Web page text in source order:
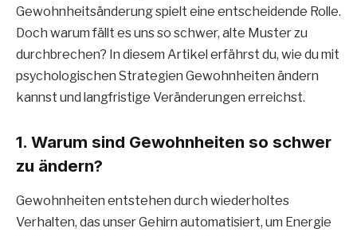
Gewohnheitsänderung spielt eine entscheidende Rolle.
Doch warum fällt es uns so schwer, alte Muster zu
durchbrechen? In diesem Artikel erfährst du, wie du mit
psychologischen Strategien Gewohnheiten ändern
kannst und langfristige Veränderungen erreichst.
1. Warum sind Gewohnheiten so schwer
zu ändern?
Gewohnheiten entstehen durch wiederholtes
Verhalten, das unser Gehirn automatisiert, um Energie